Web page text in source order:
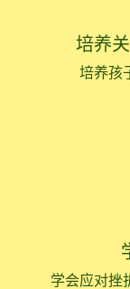
培养
培养孩
学会应对挫